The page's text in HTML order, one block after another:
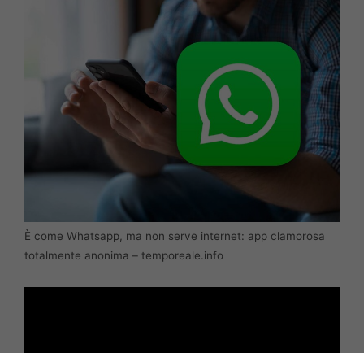
È come Whatsapp, ma non serve internet: app clamorosa
totalmente anonima – temporeale.info